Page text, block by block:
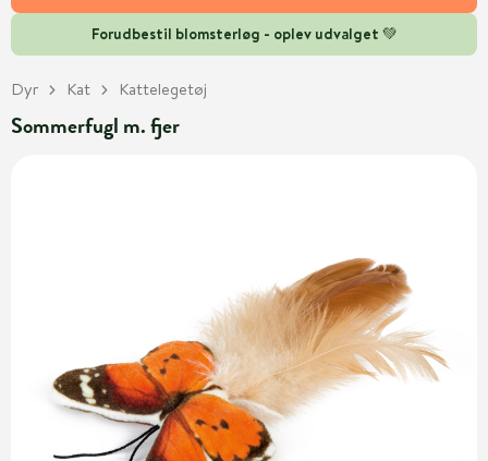
Forudbestil blomsterløg - oplev udvalget 💚
Dyr Kat Kattelegetøj
Sommerfugl m. fjer